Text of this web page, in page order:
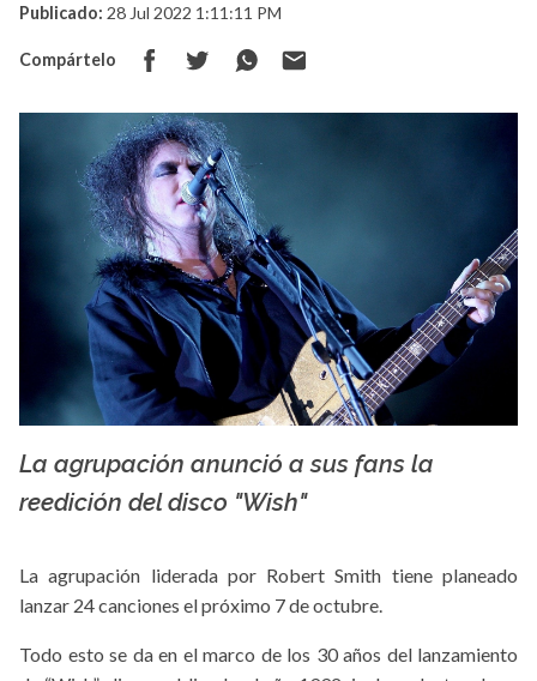
Publicado: 28 Jul 2022 1:11:11 PM
Compártelo
La agrupación anunció a sus fans la
reedición del disco "Wish"
La agrupación liderada por Robert Smith tiene planeado
lanzar 24 canciones el próximo 7 de octubre.
Todo esto se da en el marco de los 30 años del lanzamiento